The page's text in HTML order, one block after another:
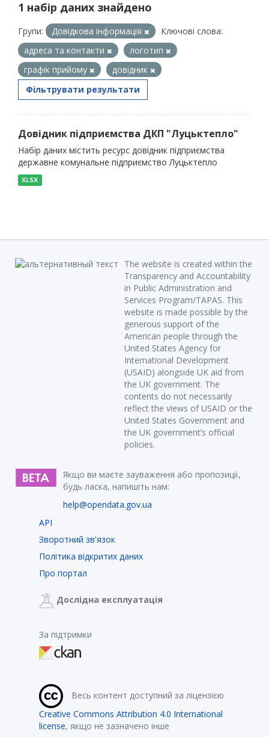
1 набір даних знайдено
Групи: Довідкова інформація
Ключові слова:
адреса та контакти
логотип
графік прийому
довідник
Фільтрувати результати
Довідник підприємства ДКП "Луцьктепло"
Набір даних містить ресурс довідник підприємства
державне комунальне підприємство Луцьктепло
XLSX
The website is created within the
Transparency and Accountability
in Public Administration and
Services Program/TAPAS. This
website is made possible by the
generous support of the
American people through the
United States Agency for
International Development
(USAID) alongside UK aid from
the UK government. The
contents do not necessarily
reflect the views of USAID or the
United States Government and
the UK government’s official
policies.
Якщо ви маєте зауваження або пропозиції,
будь ласка, напишіть нам:
help@opendata.gov.ua
API
Зворотний зв'язок
Політика відкритих даних
Про портал
Дослідна експлуатація
За підтримки
Весь контент доступний за ліцензією
Creative Commons Attribution 4.0 International
license, якщо не зазначено інше